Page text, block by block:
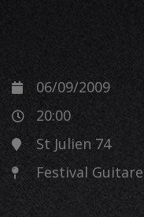
06/09/2009
20:00
St Julien 74
Festival